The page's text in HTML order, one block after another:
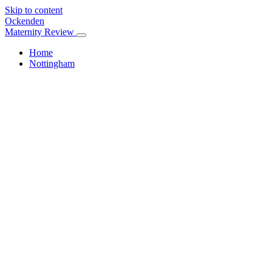
Skip to content
Ockenden
Maternity Review
Home
Nottingham